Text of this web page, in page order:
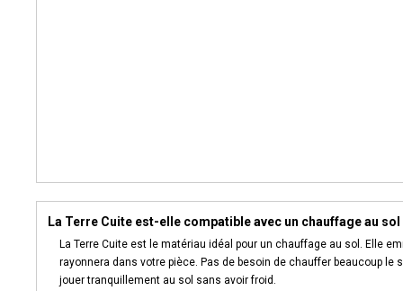
La Terre Cuite est-elle compatible avec un chauffage au sol
La Terre Cuite est le matériau idéal pour un chauffage au sol. Elle
rayonnera dans votre pièce. Pas de besoin de chauffer beaucoup
jouer tranquillement au sol sans avoir froid.